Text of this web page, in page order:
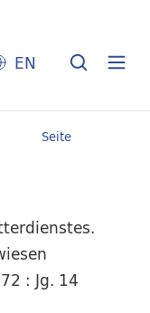
EN
Seite
: Jg. 14